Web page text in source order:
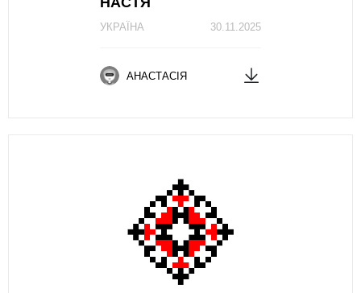
30.11.2025
УКРАЇНА
АНАСТАСІЯ